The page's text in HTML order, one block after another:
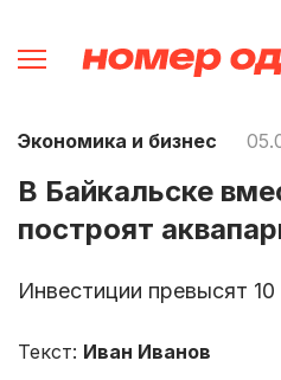
Экономика и бизнес
В Байкальске
построят
Инвестиции превысят
Текст: Иван Иванов